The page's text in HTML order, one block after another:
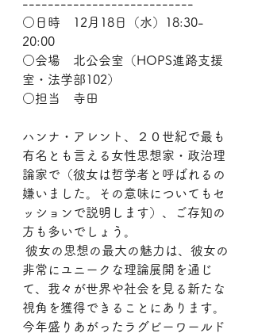
---------------------------
○日時　12月18日（水）18:30-
20:00
○会場　北公会室（HOPS進路支援
室・法学部102）
○担当　寺田
ハンナ・アレント、２０世紀で最も
有名とも言える女性思想家・政治理
論家で（彼女は哲学者と呼ばれるの
嫌いました。その意味についてもセ
ッションで説明します）、ご存知の
方も多いでしょう。
彼女の思想の最大の魅力は、彼女の
非常にユニークな理論展開を通じ
て、我々が世界や社会を見る新たな
視角を獲得できることにあります。
今年盛りあがったラグビーワールド